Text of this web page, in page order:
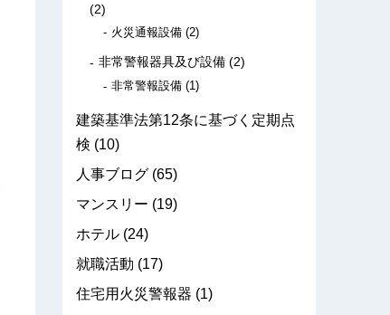
(2)
火災通報設備 (2)
非常警報器具及び設備 (2)
非常警報設備 (1)
建築基準法第12条に基づく定期点
検 (10)
人事ブログ (65)
マンスリー (19)
ホテル (24)
就職活動 (17)
住宅用火災警報器 (1)